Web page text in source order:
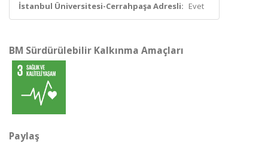
İstanbul Üniversitesi-Cerrahpaşa Adresli: Evet
BM Sürdürülebilir Kalkınma Amaçları
Paylaş